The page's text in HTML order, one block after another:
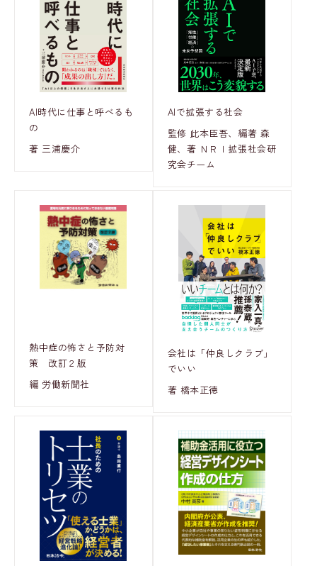
AI時代に仕事と呼べるも
の
著 三浦慶介
AIで拡張する社会
監修 此本臣吾、編著 森
健、著 ＮＲＩ拡張社会研
究会チーム
熱中症の怖さと予防対
策 改訂２版
編 労働新聞社
会社は「仲良しクラブ」
でいい
著 橋本正徳